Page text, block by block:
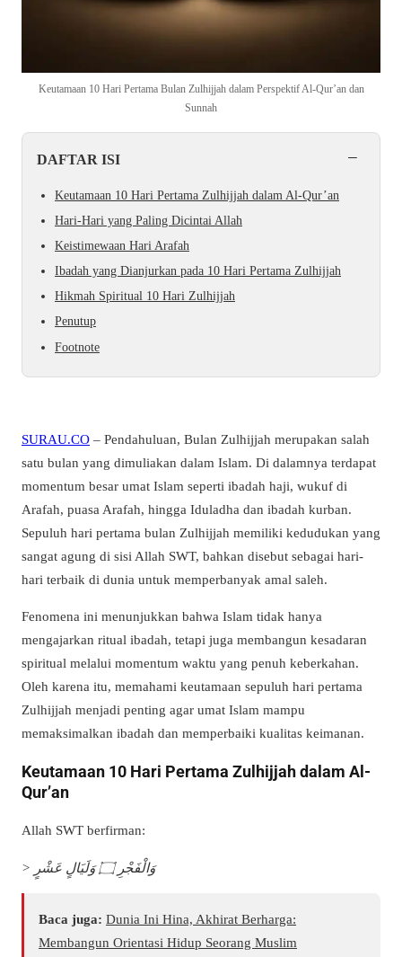
Keutamaan 10 Hari Pertama Bulan Zulhijjah dalam Perspektif Al-Qur’an dan
Sunnah
DAFTAR ISI −
Keutamaan 10 Hari Pertama Zulhijjah dalam Al-Qur’an
Hari-Hari yang Paling Dicintai Allah
Keistimewaan Hari Arafah
Ibadah yang Dianjurkan pada 10 Hari Pertama Zulhijjah
Hikmah Spiritual 10 Hari Zulhijjah
Penutup
Footnote
SURAU.CO – Pendahuluan, Bulan Zulhijjah merupakan salah
satu bulan yang dimuliakan dalam Islam. Di dalamnya terdapat
momentum besar umat Islam seperti ibadah haji, wukuf di
Arafah, puasa Arafah, hingga Iduladha dan ibadah kurban.
Sepuluh hari pertama bulan Zulhijjah memiliki kedudukan yang
sangat agung di sisi Allah SWT, bahkan disebut sebagai hari-
hari terbaik di dunia untuk memperbanyak amal saleh.
Fenomena ini menunjukkan bahwa Islam tidak hanya
mengajarkan ritual ibadah, tetapi juga membangun kesadaran
spiritual melalui momentum waktu yang penuh keberkahan.
Oleh karena itu, memahami keutamaan sepuluh hari pertama
Zulhijjah menjadi penting agar umat Islam mampu
memaksimalkan ibadah dan memperbaiki kualitas keimanan.
Keutamaan 10 Hari Pertama Zulhijjah dalam Al-
Qur’an
Allah SWT berfirman:
> وَالْفَجْرِ ۝ وَلَيَالٍ عَشْرٍ
Baca juga: Dunia Ini Hina, Akhirat Berharga:
Membangun Orientasi Hidup Seorang Muslim